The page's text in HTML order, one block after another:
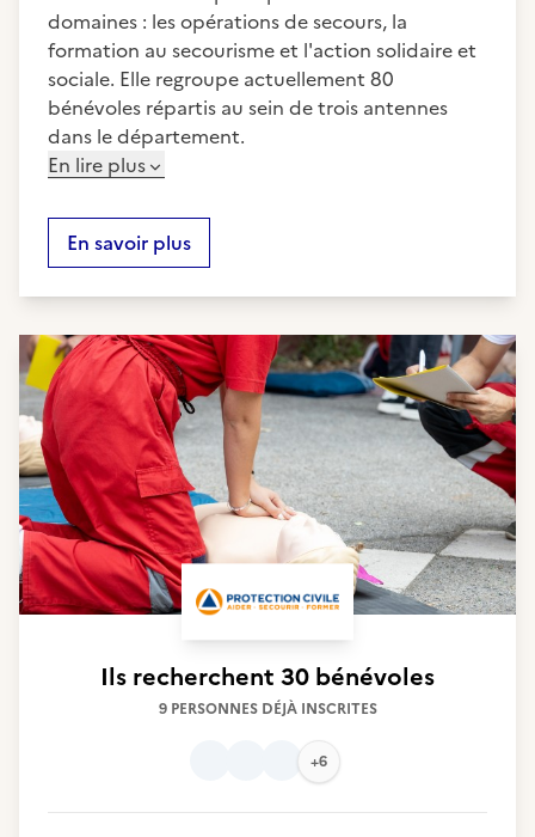
domaines : les opérations de secours, la
formation au secourisme et l'action solidaire et
sociale. Elle regroupe actuellement 80
bénévoles répartis au sein de trois antennes
dans le département.
En lire plus
En savoir plus
Ils recherchent 30 bénévoles
9 PERSONNES DÉJÀ INSCRITES
+6